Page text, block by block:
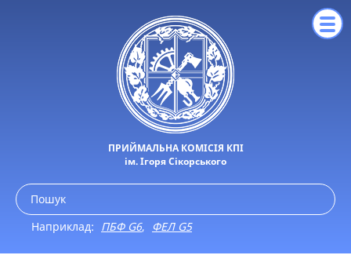
ПРИЙМАЛЬНА КОМІСІЯ КПІ
ім. Ігоря Сікорського
Наприклад: ПБФ G6, ФЕЛ G5